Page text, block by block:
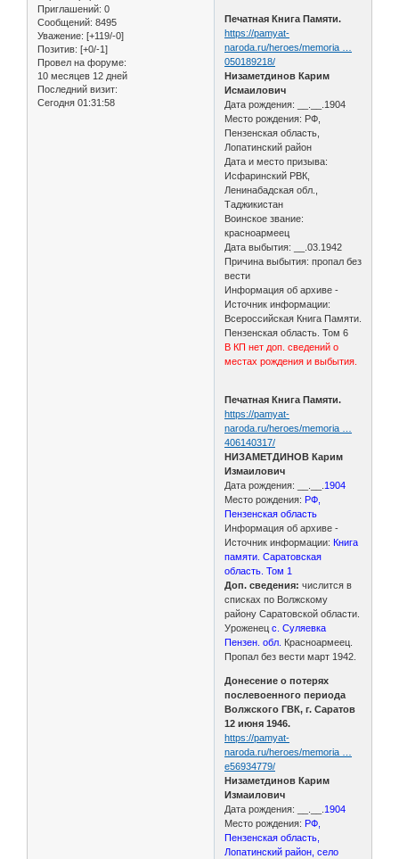
Приглашений: 0
Сообщений: 8495
Уважение: [+119/-0]
Позитив: [+0/-1]
Провел на форуме:
10 месяцев 12 дней
Последний визит:
Сегодня 01:31:58
Печатная Книга Памяти.
https://pamyat-
naroda.ru/heroes/memoria …
050189218/
Низаметдинов Карим
Исмаилович
Дата рождения: __.__.1904
Место рождения: РФ,
Пензенская область,
Лопатинский район
Дата и место призыва:
Исфаринский РВК,
Ленинабадская обл.,
Таджикистан
Воинское звание:
красноармеец
Дата выбытия: __.03.1942
Причина выбытия: пропал без
вести
Информация об архиве -
Источник информации:
Всероссийская Книга Памяти.
Пензенская область. Том 6
В КП нет доп. сведений о
местах рождения и выбытия.
Печатная Книга Памяти.
https://pamyat-
naroda.ru/heroes/memoria …
406140317/
НИЗАМЕТДИНОВ Карим
Измаилович
Дата рождения: __.__. 1904
Место рождения: РФ,
Пензенская область
Информация об архиве -
Источник информации: Книга
памяти. Саратовская
область. Том 1
Доп. сведения: числится в
списках по Волжскому
району Саратовской области.
Уроженецс. Суляевка
Пензен. обл. Красноармеец.
Пропал без вести март 1942.
Донесение о потерях
послевоенного периода
Волжского ГВК, г. Саратов
12 июня 1946.
https://pamyat-
naroda.ru/heroes/memoria …
e56934779/
Низаметдинов Карим
Измаилович
Дата рождения: __.__. 1904
Место рождения: РФ,
Пензенская область,
Лопатинский район, село